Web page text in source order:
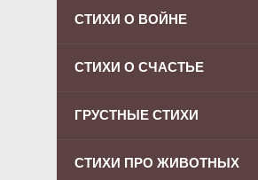
СТИХИ О ВОЙНЕ
СТИХИ О СЧАСТЬЕ
ГРУСТНЫЕ СТИХИ
СТИХИ ПРО ЖИВОТНЫХ